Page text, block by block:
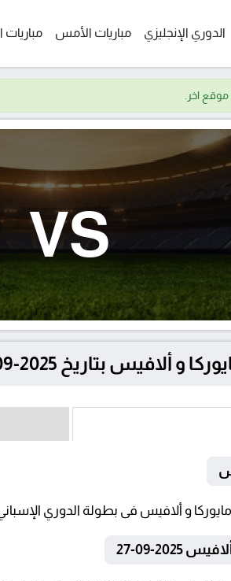
الدوري الإنجليزي مباريات الأمس مباريات
VS
2025-09-27 في الدوري الإسباني
09-27